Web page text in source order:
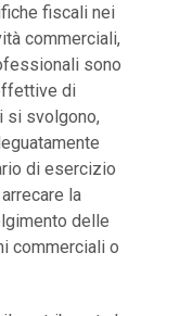
fiscali nei
commerciali,
sono
di
si svolgono,
di esercizio
la
delle
commerciali o